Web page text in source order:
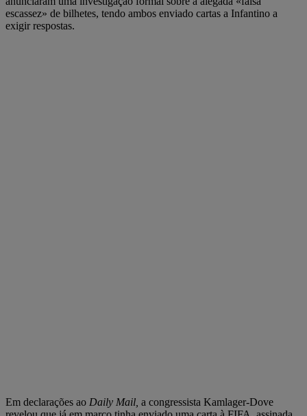
escassez» de bilhetes, tendo ambos enviado cartas a Infantino a
exigir respostas.
Em declarações ao Daily Mail, a congressista Kamlager-Dove